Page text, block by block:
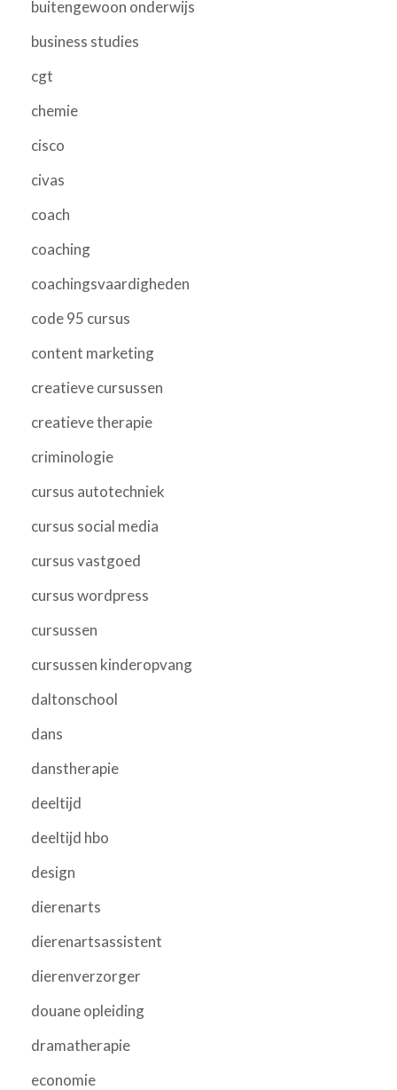
buitengewoon onderwijs
business studies
cgt
chemie
cisco
civas
coach
coaching
coachingsvaardigheden
code 95 cursus
content marketing
creatieve cursussen
creatieve therapie
criminologie
cursus autotechniek
cursus social media
cursus vastgoed
cursus wordpress
cursussen
cursussen kinderopvang
daltonschool
dans
danstherapie
deeltijd
deeltijd hbo
design
dierenarts
dierenartsassistent
dierenverzorger
douane opleiding
dramatherapie
economie